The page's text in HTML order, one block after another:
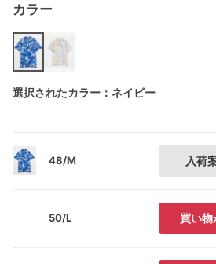
カラー
選択されたカラー：ネイビー
48/M 入荷
50/L 買い物